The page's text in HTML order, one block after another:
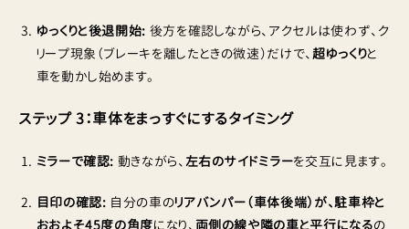
ゆっくりと後退開始: 後方を確認しながら、アクセルは使わず、ク
リープ現象（ブレーキを離したときの微速）だけで、超ゆっくりと
車を動かし始めます。
ステップ 3：車体をまっすぐにするタイミング
ミラーで確認: 動きながら、左右のサイドミラーを交互に見ます。
目印の確認: 自分の車のリアバンパー（車体後端）が、駐車枠と
おおよそ45度の角度になり、 両側の線や隣の車と平行になるの